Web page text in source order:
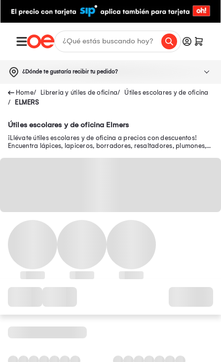
¿Dónde te gustaría recibir tu pedido?
Libreria y útiles de oficina
Útiles escolares y de oficina
ELMERS
Útiles escolares y de oficina Elmers
¡Llévate útiles escolares y de oficina a precios con descuentos!
Encuentra lápices, lapiceros, borradores, resaltadores, plumones,